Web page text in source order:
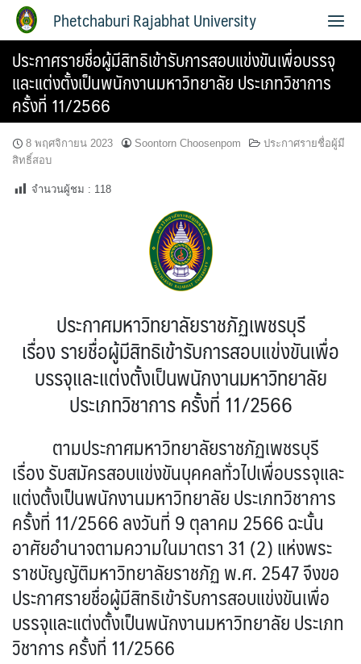
Phetchaburi Rajabhat University
ประกาศรายชื่อผู้มีสิทธิเข้ารับการสอบแข่งขันเพื่อบรรจุ
และแต่งตั้งเป็นพนักงานมหาวิทยาลัย ประเภทวิชาการ
ครั้งที่ 11/2566
8 พฤศจิกายน 2023 Soontorn Choosenpom
ประกาศรายชื่อผู้มี
สิทธิ์สอบ
จำนวนผู้ชม : 118
ประกาศมหาวิทยาลัยราชภัฏเพชรบุรี
เรื่อง รายชื่อผู้มีสิทธิเข้ารับการสอบแข่งขันเพื่อ
บรรจุและแต่งตั้งเป็นพนักงานมหาวิทยาลัย
ประเภทวิชาการ ครั้งที่ 11/2566
ตามประกาศมหาวิทยาลัยราชภัฏเพชรบุรี
เรื่อง รับสมัครสอบแข่งขันบุคคลทั่วไปเพื่อบรรจุและ
แต่งตั้งเป็นพนักงานมหาวิทยาลัย ประเภทวิชาการ
ครั้งที่ 11/2566 ลงวันที่ 9 ตุลาคม 2566 ฉะนั้น
อาศัยอำนาจตามความในมาตรา 31 (2) แห่งพระ
ราชบัญญัติมหาวิทยาลัยราชภัฏ พ.ศ. 2547 จึงขอ
ประกาศรายชื่อผู้มีสิทธิเข้ารับการสอบแข่งขันเพื่อ
บรรจุและแต่งตั้งเป็นพนักงานมหาวิทยาลัย ประเภท
วิชาการ ครั้งที่ 11/2566